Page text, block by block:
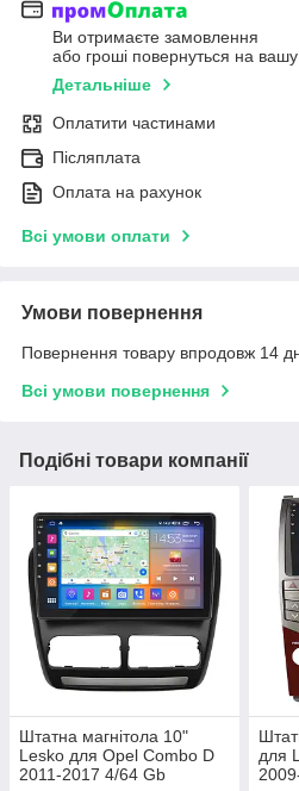
Ви отримаєте замовлення
або гроші повернуться на вашу
Детальніше
Оплатити частинами
Післяплата
Оплата на рахунок
Всі умови оплати
Умови повернення
Повернення товару впродовж 14
Всі умови повернення
Подібні товари компанії
Штатна магнітола 10"
Lesko для Opel Combo D
2011-2017 4/64 Gb
для